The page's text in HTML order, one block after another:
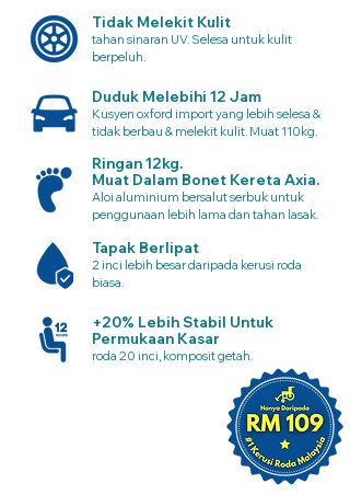
Tidak Melekit Kulit
tahan sinaran UV. Selesa untuk kulit
berpeluh.
Duduk Melebihi 12 Jam
Kusyen oxford import yang lebih selesa &
tidak berbau & melekit kulit. Muat 110kg.
Ringan 12kg.
Muat Dalam Bonet Kereta Axia.
Aloi aluminium bersalut serbuk untuk
penggunaan lebih lama dan tahan lasak.
Tapak Berlipat
2 inci lebih besar daripada kerusi roda
biasa.
+20% Lebih Stabil Untuk
Permukaan Kasar
roda 20 inci, komposit getah.